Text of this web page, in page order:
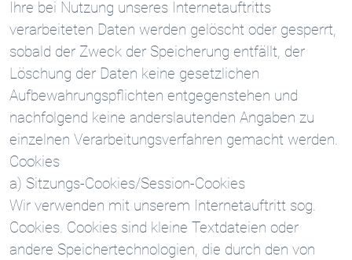
Ihre bei Nutzung unseres Internetauftritts
verarbeiteten Daten werden gelöscht oder gesperrt,
sobald der Zweck der Speicherung entfällt, der
Löschung der Daten keine gesetzlichen
Aufbewahrungspflichten entgegenstehen und
nachfolgend keine anderslautenden Angaben zu
einzelnen Verarbeitungsverfahren gemacht werden.
Cookies
a) Sitzungs-Cookies/Session-Cookies
Wir verwenden mit unserem Internetauftritt sog.
Cookies. Cookies sind kleine Textdateien oder
andere Speichertechnologien, die durch den von